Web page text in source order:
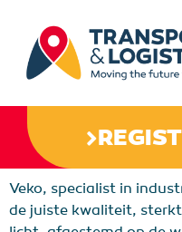
Veko, specialist in
de juiste kwaliteit,